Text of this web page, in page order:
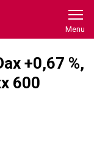
+0,67 %,
600